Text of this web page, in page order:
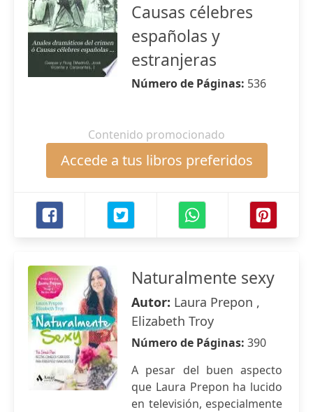
Causas célebres
españolas y
estranjeras
Número de Páginas: 536
Contenido promocionado
Accede a tus libros preferidos
Naturalmente sexy
Autor: Laura Prepon ,
Elizabeth Troy
Número de Páginas: 390
A pesar del buen aspecto
que Laura Prepon ha lucido
en televisión, especialmente